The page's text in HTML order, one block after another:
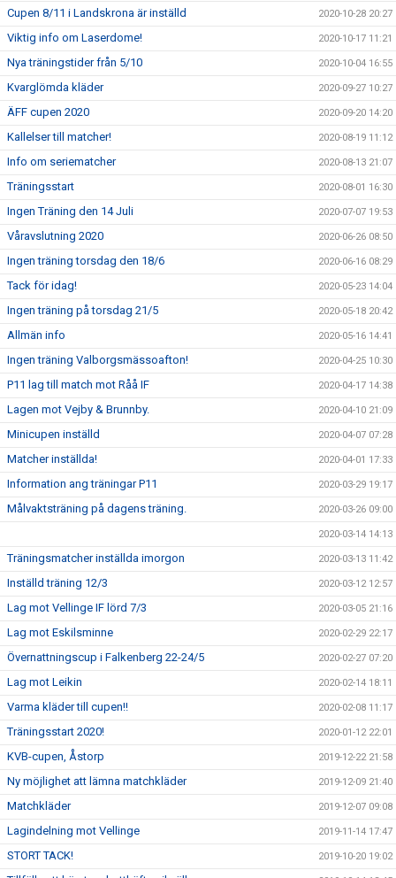
Cupen 8/11 i Landskrona är inställd 2020-10-28 20:27
Viktig info om Laserdome! 2020-10-17 11:21
Nya träningstider från 5/10 2020-10-04 16:55
Kvarglömda kläder 2020-09-27 10:27
ÄFF cupen 2020 2020-09-20 14:20
Kallelser till matcher! 2020-08-19 11:12
Info om seriematcher 2020-08-13 21:07
Träningsstart 2020-08-01 16:30
Ingen Träning den 14 Juli 2020-07-07 19:53
Våravslutning 2020 2020-06-26 08:50
Ingen träning torsdag den 18/6 2020-06-16 08:29
Tack för idag! 2020-05-23 14:04
Ingen träning på torsdag 21/5 2020-05-18 20:42
Allmän info 2020-05-16 14:41
Ingen träning Valborgsmässoafton! 2020-04-25 10:30
P11 lag till match mot Råå IF 2020-04-17 14:38
Lagen mot Vejby & Brunnby. 2020-04-10 21:09
Minicupen inställd 2020-04-07 07:28
Matcher inställda! 2020-04-01 17:33
Information ang träningar P11 2020-03-29 19:17
Målvaktsträning på dagens träning. 2020-03-26 09:00
2020-03-14 14:13
Träningsmatcher inställda imorgon 2020-03-13 11:42
Inställd träning 12/3 2020-03-12 12:57
Lag mot Vellinge IF lörd 7/3 2020-03-05 21:16
Lag mot Eskilsminne 2020-02-29 22:17
Övernattningscup i Falkenberg 22-24/5 2020-02-27 07:20
Lag mot Leikin 2020-02-14 18:11
Varma kläder till cupen!! 2020-02-08 11:17
Träningsstart 2020! 2020-01-12 22:01
KVB-cupen, Åstorp 2019-12-22 21:58
Ny möjlighet att lämna matchkläder 2019-12-09 21:40
Matchkläder 2019-12-07 09:08
Lagindelning mot Vellinge 2019-11-14 17:47
STORT TACK! 2019-10-20 19:02